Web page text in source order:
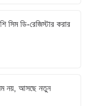
সিম ডি-রেজিস্টার করার
নয়, আসছে নতুন